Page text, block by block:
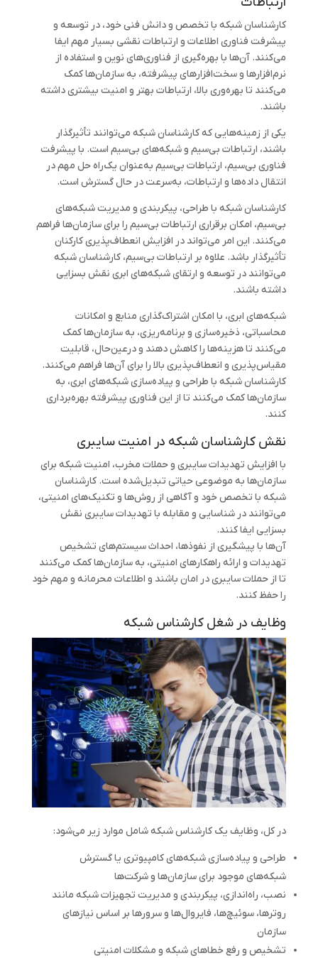
کارشناسان شبکه با تخصص و دانش فنی خود، در توسعه و
پیشرفت فناوری اطلاعات و ارتباطات نقشی بسیار مهم ایفا
می‌کنند. آن‌ها با بهره‌گیری از فناوری‌های نوین و استفاده از
نرم‌افزارها و سخت‌افزارهای پیشرفته، به سازمان‌ها کمک
می‌کنند تا بهره‌وری بالا، ارتباطات بهتر و امنیت بیشتری داشته
باشند.
یکی از زمینه‌هایی که کارشناسان شبکه می‌توانند تأثیرگذار
باشند، ارتباطات بی‌سیم و شبکه‌های بی‌سیم است. با پیشرفت
فناوری بی‌سیم، ارتباطات بی‌سیم به‌عنوان یک‌راه حل مهم در
انتقال داده‌ها و ارتباطات، به‌سرعت در حال گسترش است.
کارشناسان شبکه با طراحی، پیکربندی و مدیریت شبکه‌های
بی‌سیم، امکان برقراری ارتباطات بی‌سیم را برای سازمان‌ها فراهم
می‌کنند. این امر می‌تواند در افزایش انعطاف‌پذیری کارکنان
تأثیرگذار باشد. علاوه بر ارتباطات بی‌سیم، کارشناسان شبکه
می‌توانند در توسعه و ارتقای شبکه‌های ابری نقش بسزایی
داشته باشند.
شبکه‌های ابری، با امکان اشتراک‌گذاری منابع و امکانات
محاسباتی، ذخیره‌سازی و برنامه‌ریزی، به سازمان‌ها کمک
می‌کنند تا هزینه‌ها را کاهش دهند و درعین‌حال، قابلیت
مقیاس‌پذیری و انعطاف‌پذیری بالا را برای آن‌ها فراهم می‌کنند.
کارشناسان شبکه با طراحی و پیاده‌سازی شبکه‌های ابری، به
سازمان‌ها کمک می‌کنند تا از این فناوری پیشرفته بهره‌برداری
کنند.
نقش کارشناسان شبکه در امنیت سایبری
با افزایش تهدیدات سایبری و حملات مخرب، امنیت شبکه برای
سازمان‌ها به موضوعی حیاتی تبدیل‌شده است. کارشناسان
شبکه با تخصص خود و آگاهی از روش‌ها و تکنیک‌های امنیتی،
می‌توانند در شناسایی و مقابله با تهدیدات سایبری نقش
بسزایی ایفا کنند.
آن‌ها با پیشگیری از نفوذها، احداث سیستم‌های تشخیص
تهدیدات و ارائه راهکارهای امنیتی، به سازمان‌ها کمک می‌کنند
تا از حملات سایبری در امان باشند و اطلاعات محرمانه و مهم خود
را حفظ کنند.
وظایف در شغل کارشناس شبکه
در کل، وظایف یک کارشناس شبکه شامل موارد زیر می‌شود:
طراحی و پیاده‌سازی شبکه‌های کامپیوتری یا گسترش
شبکه‌های موجود برای سازمان‌ها و شرکت‌ها
نصب، راه‌اندازی، پیکربندی و مدیریت تجهیزات شبکه مانند
روترها، سوئیچ‌ها، فایروال‌ها و سرورها بر اساس نیازهای
سازمان
تشخیص و رفع خطاهای شبکه و مشکلات امنیتی